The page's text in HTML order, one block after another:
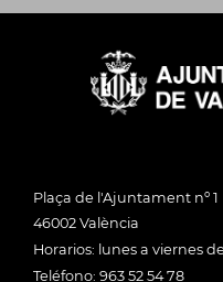
Plaça de l'Ajuntament nº 1
46002 València
Horarios: lunes a viernes
Teléfono: 963 52 54 78